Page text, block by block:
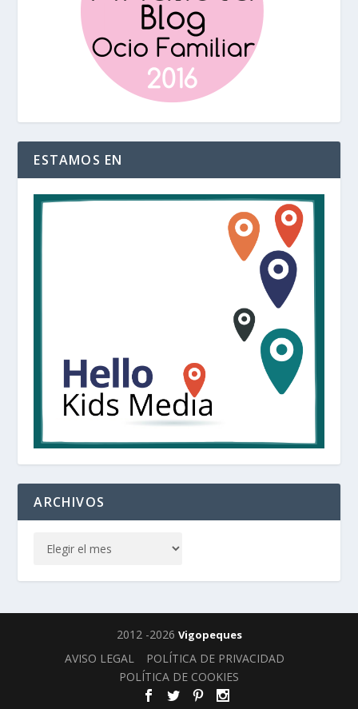
ESTAMOS EN
ARCHIVOS
2012 -2026 Vigopeques
AVISO LEGAL
POLÍTICA DE PRIVACIDAD
POLÍTICA DE COOKIES